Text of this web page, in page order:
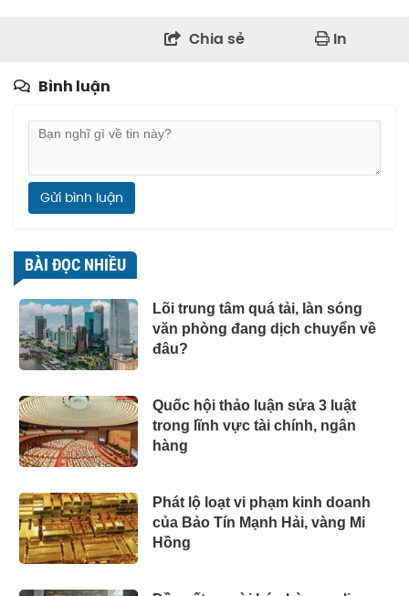
Chia sẻ In
Bình luận
Gửi bình luận
BÀI ĐỌC NHIỀU
Lõi trung tâm quá tải, làn sóng
văn phòng đang dịch chuyển về
đâu?
Quốc hội thảo luận sửa 3 luật
trong lĩnh vực tài chính, ngân
hàng
Phát lộ loạt vi phạm kinh doanh
của Bảo Tín Mạnh Hải, vàng Mi
Hồng